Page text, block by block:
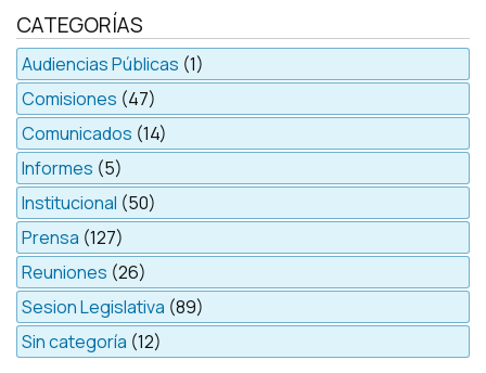
CATEGORÍAS
Audiencias Públicas (1)
Comisiones (47)
Comunicados (14)
Informes (5)
Institucional (50)
Prensa (127)
Reuniones (26)
Sesion Legislativa (89)
Sin categoría (12)